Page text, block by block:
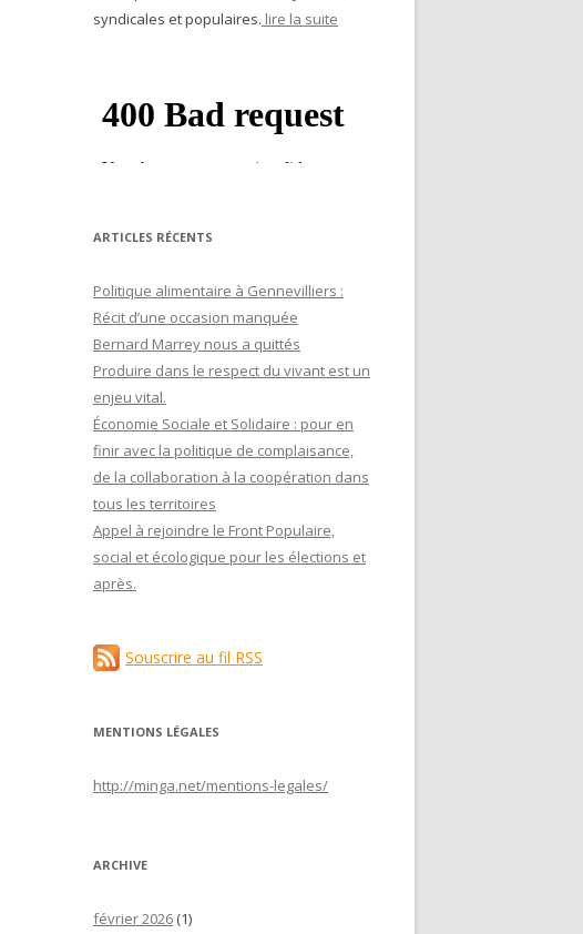
syndicales et populaires. lire la suite
ARTICLES RÉCENTS
Politique alimentaire à Gennevilliers :
Récit d’une occasion manquée
Bernard Marrey nous a quittés
Produire dans le respect du vivant est un
enjeu vital.
Économie Sociale et Solidaire : pour en
finir avec la politique de complaisance,
de la collaboration à la coopération dans
tous les territoires
Appel à rejoindre le Front Populaire,
social et écologique pour les élections et
après.
Souscrire au fil RSS
MENTIONS LÉGALES
http://minga.net/mentions-legales/
ARCHIVE
février 2026 (1)